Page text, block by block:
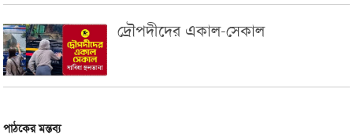
দ্রৌপদীদের একাল-সেকাল
পাঠকের মন্তব্য